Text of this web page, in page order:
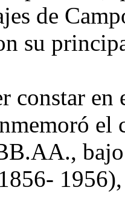
de
su
constar
el